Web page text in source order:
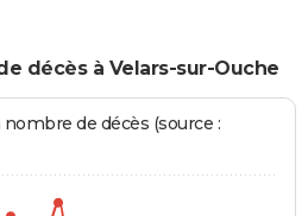
décès à Velars-sur-Ouche
de décès (source :